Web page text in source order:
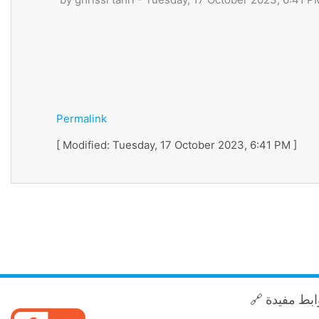
Permalink
[ Modified: Tuesday, 17 October 2023, 6:41 PM ]
مفيدة